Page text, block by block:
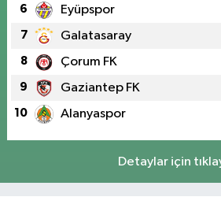
6 Eyüpspor
7 Galatasaray
8 Çorum FK
9 Gaziantep FK
10 Alanyaspor
Detaylar için